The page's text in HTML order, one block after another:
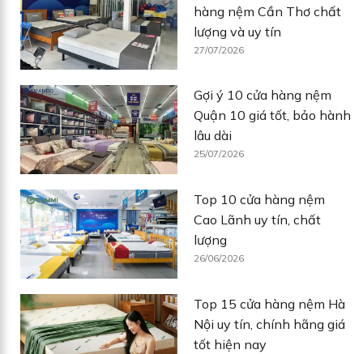
hàng nệm Cần Thơ chất
lượng và uy tín
27/07/2026
Gợi ý 10 cửa hàng nệm
Quận 10 giá tốt, bảo hành
lâu dài
25/07/2026
Top 10 cửa hàng nệm
Cao Lãnh uy tín, chất
lượng
26/06/2026
Top 15 cửa hàng nệm Hà
Nội uy tín, chính hãng giá
tốt hiện nay